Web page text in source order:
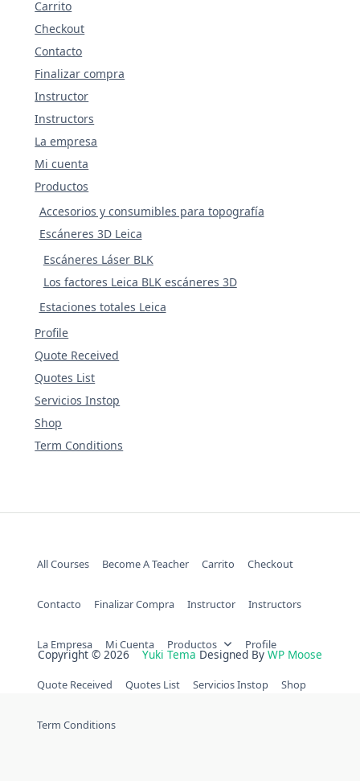
Carrito
Checkout
Contacto
Finalizar compra
Instructor
Instructors
La empresa
Mi cuenta
Productos
Accesorios y consumibles para topografía
Escáneres 3D Leica
Escáneres Láser BLK
Los factores Leica BLK escáneres 3D
Estaciones totales Leica
Profile
Quote Received
Quotes List
Servicios Instop
Shop
Term Conditions
All Courses Become A Teacher Carrito Checkout
Contacto Finalizar Compra Instructor Instructors
La Empresa Mi Cuenta Productos Profile
Quote Received Quotes List Servicios Instop Shop
Term Conditions
Copyright © 2026 Yuki Tema Designed By WP Moose